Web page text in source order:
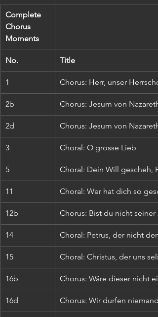
Complete
Chorus
Moments
No. Title
1 Chorus: Herr, unser Herrscher
2b Chorus: Jesum von Nazareth
2d Chorus: Jesum von Nazareth
3 Choral: O grosse Lieb
5 Choral: Dein Will gescheh,
11 Choral: Wer hat dich so
12b Chorus: Bist du nicht seiner
14 Choral: Petrus, der nicht
15 Choral: Christus, der uns
16b Chorus: Wäre dieser nicht
16d Chorus: Wir durfen niemand